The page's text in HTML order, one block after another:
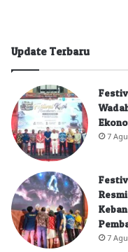
Update Terbaru
7
7